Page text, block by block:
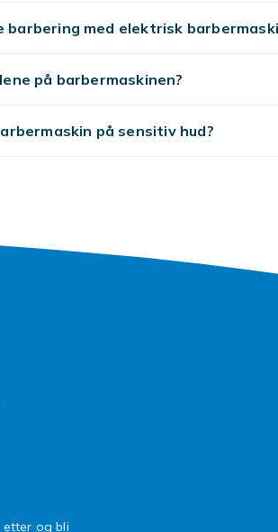
med elektrisk
på barbermaskinen?
på sensitiv hud?
og bli